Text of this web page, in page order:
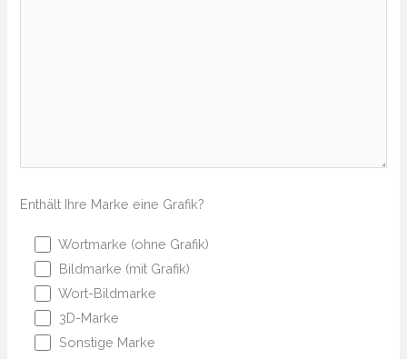
Enthält Ihre Marke eine Grafik?
Wortmarke (ohne Grafik)
Bildmarke (mit Grafik)
Wort-Bildmarke
3D-Marke
Sonstige Marke